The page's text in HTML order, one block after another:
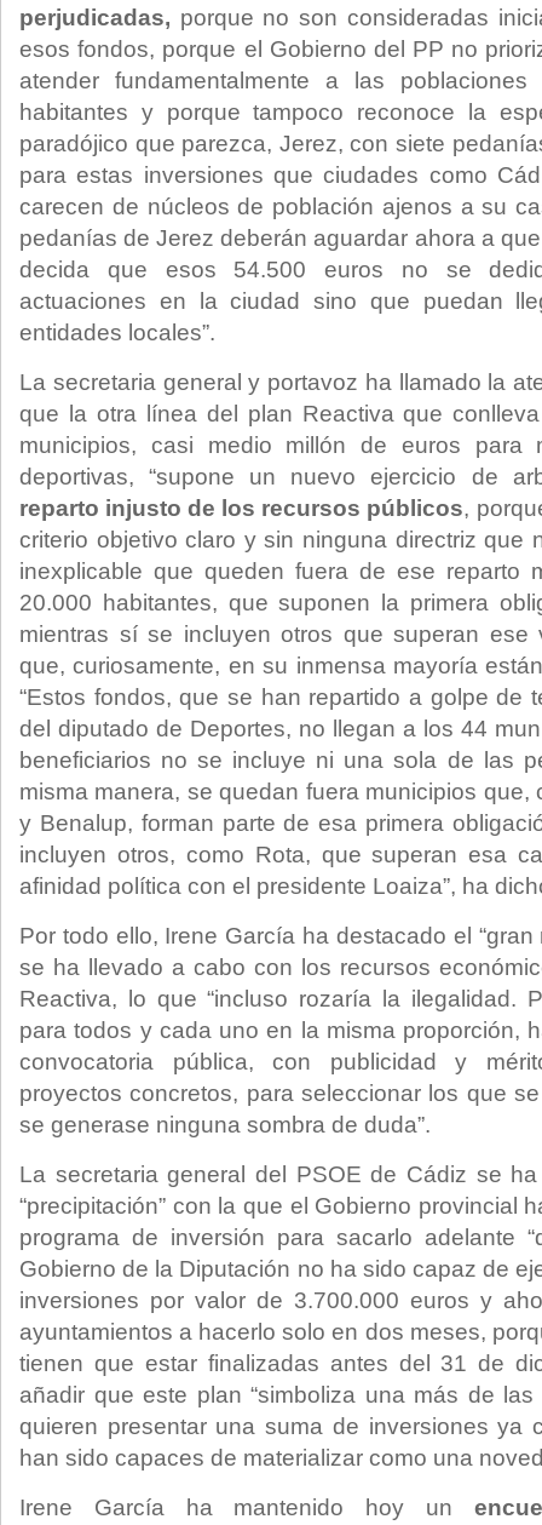
perjudicadas, porque no son consideradas
esos fondos, porque el Gobierno del PP no
atender fundamentalmente a las
habitantes y porque tampoco reconoce la
paradójico que parezca, Jerez, con siete
para estas inversiones que ciudades como
carecen de núcleos de población ajenos a su
pedanías de Jerez deberán aguardar ahora a
decida que esos 54.500 euros no se
actuaciones en la ciudad sino que puedan
entidades locales”.
La secretaria general y portavoz ha llamado la
que la otra línea del plan Reactiva que
municipios, casi medio millón de euros para
deportivas, “supone un nuevo ejercicio de
reparto injusto de los recursos públicos,
criterio objetivo claro y sin ninguna directriz que
inexplicable que queden fuera de ese reparto
20.000 habitantes, que suponen la primera
mientras sí se incluyen otros que superan ese
que, curiosamente, en su inmensa mayoría
“Estos fondos, que se han repartido a golpe de
del diputado de Deportes, no llegan a los 44
beneficiarios no se incluye ni una sola de las
misma manera, se quedan fuera municipios que,
y Benalup, forman parte de esa primera
incluyen otros, como Rota, que superan esa
afinidad política con el presidente Loaiza”, ha
Por todo ello, Irene García ha destacado el “gran
se ha llevado a cabo con los recursos
Reactiva, lo que “incluso rozaría la ilegalidad.
para todos y cada uno en la misma proporción,
convocatoria pública, con publicidad y
proyectos concretos, para seleccionar los que
se generase ninguna sombra de duda”.
La secretaria general del PSOE de Cádiz se
“precipitación” con la que el Gobierno provincial
programa de inversión para sacarlo adelante
Gobierno de la Diputación no ha sido capaz de
inversiones por valor de 3.700.000 euros y
ayuntamientos a hacerlo solo en dos meses,
tienen que estar finalizadas antes del 31 de
añadir que este plan “simboliza una más de
quieren presentar una suma de inversiones ya
han sido capaces de materializar como una
Irene García ha mantenido hoy un